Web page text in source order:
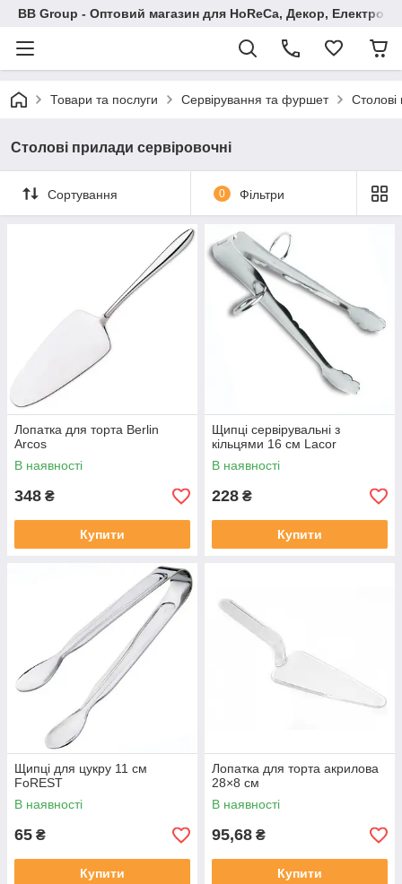
BB Group - Оптовий магазин для HoReCa, Декор,
Товари та послуги Сервірування та фуршет Столові
Столові прилади сервіровочні
Сортування 0 Фільтри
Лопатка для торта Berlin
Arcos
В наявності
348 ₴
Купити
Щипці сервірувальні з
кільцями 16 см Lacor
В наявності
228 ₴
Купити
Щипці для цукру 11 см
FoREST
В наявності
65 ₴
Купити
Лопатка для торта акрилова
28×8 см
В наявності
95,68 ₴
Купити